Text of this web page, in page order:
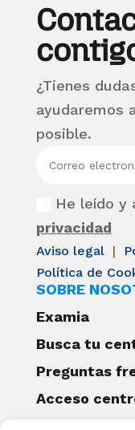
¿Tienes
ayudaremos
posible.
He leído y
privacidad
Aviso legal |
Política de
SOBRE
Examia
Busca tu
Preguntas
Acceso